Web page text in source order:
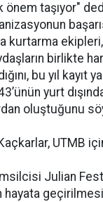
önem taşıyor"
kurtarma
birlikte
bu yıl kayıt
yurt
oluştuğunu
UTMB
Julian
hayata